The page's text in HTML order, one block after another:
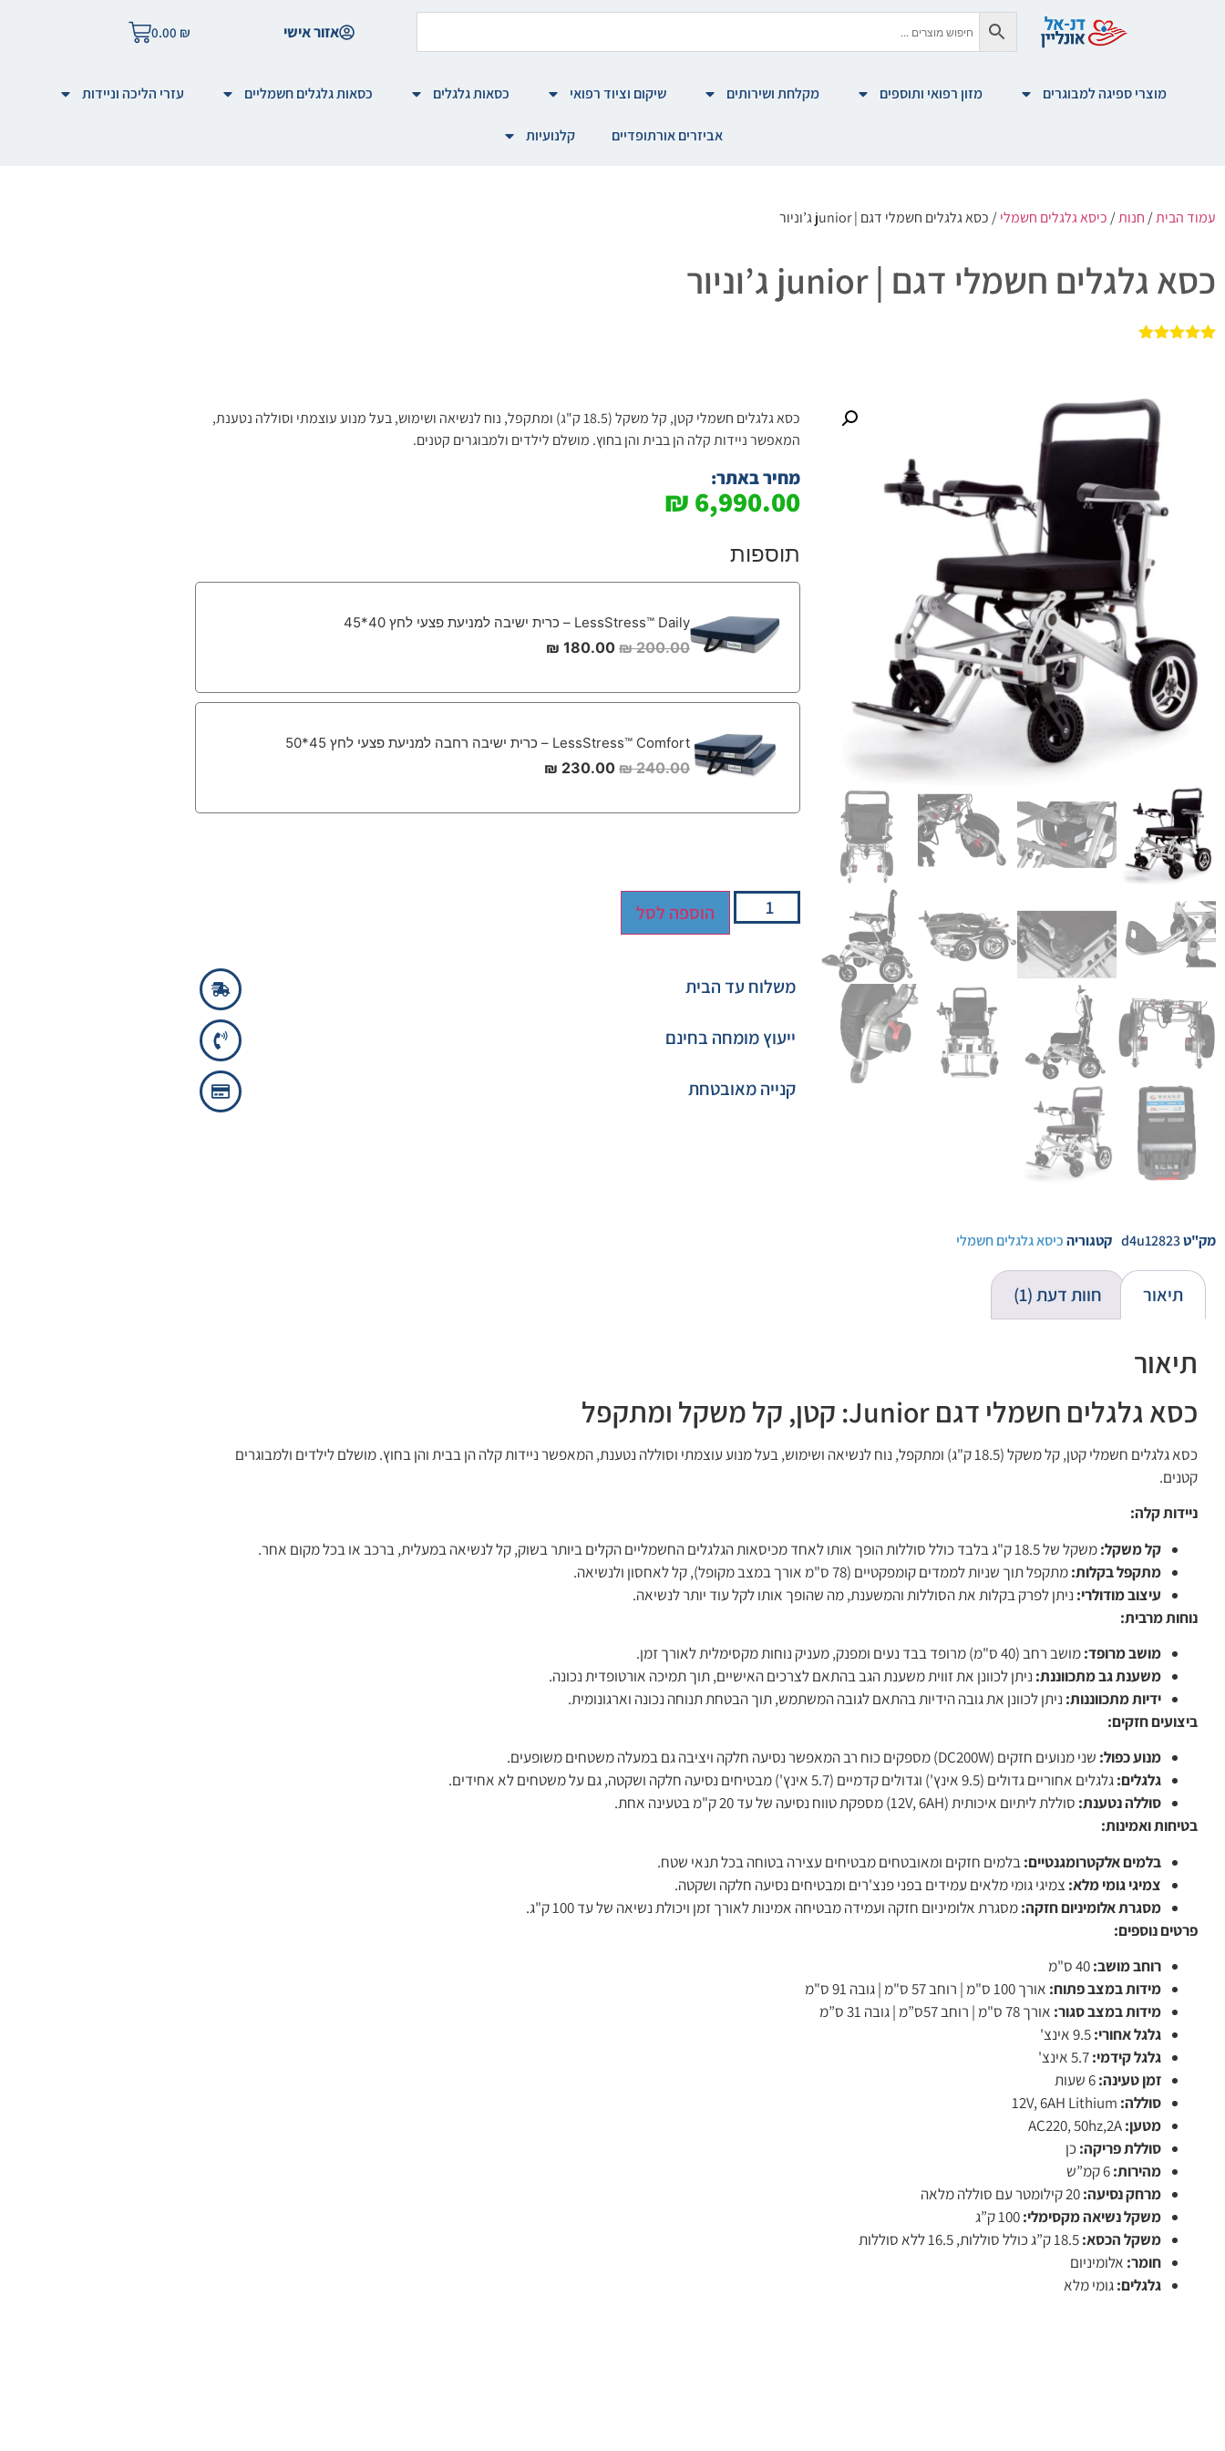
אזור אישי 0.00 ₪
מוצרי ספיגה למבוגרים מזון רפואי ותוספים מקלחת ושירותים שיקום וציוד רפואי כסאות גלגלים כסאות גלגלים חשמליים עזרי הליכה וניידות
אביזרים אורתופדיים קלנועיות
עמוד הבית/ חנות/ כיסא גלגלים חשמלי/ כסא גלגלים חשמלי דגם | junior ג’וניור
כסא גלגלים חשמלי דגם | junior ג’וניור
מק"טd4u12823 קטגוריהכיסא גלגלים חשמלי
כסא גלגלים חשמלי קטן, קל משקל (18.5 ק"ג) ומתקפל, נוח לנשיאה ושימוש, בעל מנוע עוצמתי וסוללה נטענת,
המאפשר ניידות קלה הן בבית והן בחוץ. מושלם לילדים ולמבוגרים קטנים.
מחיר באתר:
6,990.00
₪
תוספות
LessStress™ Daily – כרית ישיבה למניעת פצעי לחץ 40*45
200.00
₪
180.00
₪
LessStress™ Comfort – כרית ישיבה רחבה למניעת פצעי לחץ 45*50
240.00
₪
230.00
₪
הוספה לסל
משלוח עד הבית
ייעוץ מומחה בחינם
קנייה מאובטחת
תיאור חוות דעת (1)
תיאור
כסא גלגלים חשמלי דגם Junior: קטן, קל משקל ומתקפל
כסא גלגלים חשמלי קטן, קל משקל (18.5 ק"ג) ומתקפל, נוח לנשיאה ושימוש, בעל מנוע עוצמתי וסוללה נטענת, המאפשר ניידות קלה הן בבית והן בחוץ. מושלם לילדים ולמבוגרים
קטנים.
ניידות קלה:
קל משקל:משקל של 18.5 ק"ג בלבד כולל סוללות הופך אותו לאחד מכיסאות הגלגלים החשמליים הקלים ביותר בשוק, קל לנשיאה במעלית, ברכב או בכל מקום אחר.
מתקפל בקלות:מתקפל תוך שניות לממדים קומפקטיים (78 ס"מ אורך במצב מקופל), קל לאחסון ולנשיאה.
עיצוב מודולרי: ניתן לפרק בקלות את הסוללות והמשענת, מה שהופך אותו לקל עוד יותר לנשיאה.
נוחות מרבית:
מושב מרופד:מושב רחב (40 ס"מ) מרופד בבד נעים ומפנק, מעניק נוחות מקסימלית לאורך זמן.
משענת גב מתכווננת: ניתן לכוונן את זווית משענת הגב בהתאם לצרכים האישיים, תוך תמיכה אורטופדית נכונה.
ידיות מתכווננות: ניתן לכוונן את גובה הידיות בהתאם לגובה המשתמש, תוך הבטחת תנוחה נכונה וארגונומית.
ביצועים חזקים:
מנוע כפול: שני מנועים חזקים (DC200W) מספקים כוח רב המאפשר נסיעה חלקה ויציבה גם במעלה משטחים משופעים.
גלגלים:גלגלים אחוריים גדולים (9.5 אינץ') וגדולים קדמיים (5.7 אינץ') מבטיחים נסיעה חלקה ושקטה, גם על משטחים לא אחידים.
סוללה נטענת: סוללת ליתיום איכותית (12V, 6AH) מספקת טווח נסיעה של עד 20 ק"מ בטעינה אחת.
בטיחות ואמינות:
בלמים אלקטרומגנטיים:בלמים חזקים ומאובטחים מבטיחים עצירה בטוחה בכל תנאי שטח.
צמיגי גומי מלא: צמיגי גומי מלאים עמידים בפני פנצ'רים ומבטיחים נסיעה חלקה ושקטה.
מסגרת אלומיניום חזקה:מסגרת אלומיניום חזקה ועמידה מבטיחה אמינות לאורך זמן ויכולת נשיאה של עד 100 ק"ג.
פרטים נוספים:
רוחב מושב:
מידות במצב פתוח: אורך 100 ס"מ | רוחב 57 ס"מ | גובה 91 ס"מ
מידות במצב סגור: אורך 78 ס"מ | רוחב 57ס”מ | גובה 31 ס”מ
גלגל אחורי:
גלגל קידמי:
זמן טעינה:
סוללה:
מטען:
סוללת פריקה: כן
מהירות:
מרחק נסיעה:
משקל נשיאה מקסימלי:
משקל הכסא:
חומר: אלומיניום
גלגלים:גומי מלא